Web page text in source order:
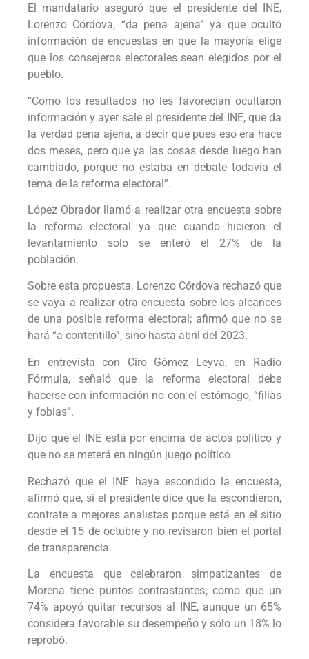
El mandatario aseguró que el presidente del INE,
Lorenzo Córdova, “da pena ajena” ya que ocultó
información de encuestas en que la mayoría elige
que los consejeros electorales sean elegidos por el
pueblo.
“Como los resultados no les favorecían ocultaron
información y ayer sale el presidente del INE, que da
la verdad pena ajena, a decir que pues eso era hace
dos meses, pero que ya las cosas desde luego han
cambiado, porque no estaba en debate todavía el
tema de la reforma electoral”.
López Obrador llamó a realizar otra encuesta sobre
la reforma electoral ya que cuando hicieron el
levantamiento solo se enteró el 27% de la
población.
Sobre esta propuesta, Lorenzo Córdova rechazó que
se vaya a realizar otra encuesta sobre los alcances
de una posible reforma electoral; afirmó que no se
hará “a contentillo”, sino hasta abril del 2023.
En entrevista con Ciro Gómez Leyva, en Radio
Fórmula, señaló que la reforma electoral debe
hacerse con información no con el estómago, “filias
y fobias”.
Dijo que el INE está por encima de actos político y
que no se meterá en ningún juego político.
Rechazó que el INE haya escondido la encuesta,
afirmó que, si el presidente dice que la escondieron,
contrate a mejores analistas porque está en el sitio
desde el 15 de octubre y no revisaron bien el portal
de transparencia.
La encuesta que celebraron simpatizantes de
Morena tiene puntos contrastantes, como que un
74% apoyó quitar recursos al INE, aunque un 65%
considera favorable su desempeño y sólo un 18% lo
reprobó.